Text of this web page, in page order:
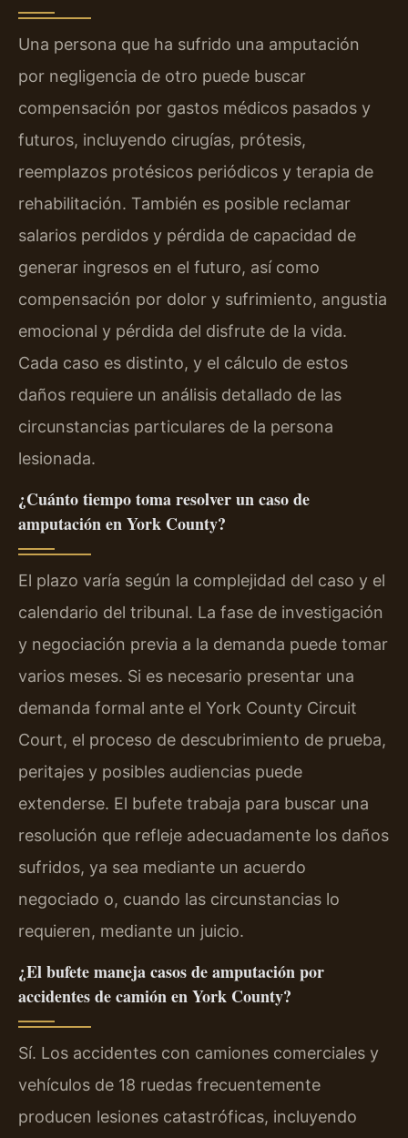
Una persona que ha sufrido una amputación
por negligencia de otro puede buscar
compensación por gastos médicos pasados y
futuros, incluyendo cirugías, prótesis,
reemplazos protésicos periódicos y terapia de
rehabilitación. También es posible reclamar
salarios perdidos y pérdida de capacidad de
generar ingresos en el futuro, así como
compensación por dolor y sufrimiento, angustia
emocional y pérdida del disfrute de la vida.
Cada caso es distinto, y el cálculo de estos
daños requiere un análisis detallado de las
circunstancias particulares de la persona
lesionada.
¿Cuánto tiempo toma resolver un caso de
amputación en York County?
El plazo varía según la complejidad del caso y el
calendario del tribunal. La fase de investigación
y negociación previa a la demanda puede tomar
varios meses. Si es necesario presentar una
demanda formal ante el York County Circuit
Court, el proceso de descubrimiento de prueba,
peritajes y posibles audiencias puede
extenderse. El bufete trabaja para buscar una
resolución que refleje adecuadamente los daños
sufridos, ya sea mediante un acuerdo
negociado o, cuando las circunstancias lo
requieren, mediante un juicio.
¿El bufete maneja casos de amputación por
accidentes de camión en York County?
Sí. Los accidentes con camiones comerciales y
vehículos de 18 ruedas frecuentemente
producen lesiones catastróficas, incluyendo